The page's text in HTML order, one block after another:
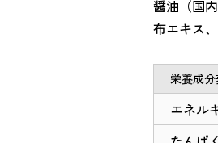
醤油（国
布エキス
栄養成
エネル